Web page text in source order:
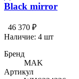
Black mirror
46 370 ₽
Наличие: 4 шт
Бренд
MAK
Артикул